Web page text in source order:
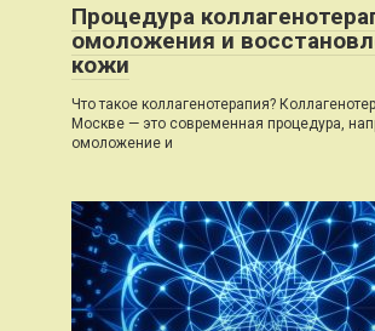
Процедура
омоложения и
кожи
Что такое коллагенотерапия?
Москве — это современная процедура,
омоложение и